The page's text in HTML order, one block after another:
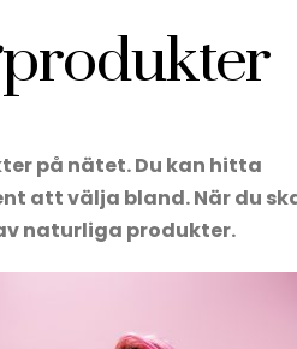
på nätet. Du kan hitta
att välja bland. När du
naturliga produkter.